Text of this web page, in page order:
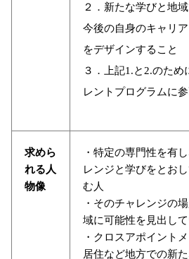
２．新たな学びと地
今後の自身のキャリ
をデザインすること
３．上記1.と2.のた
レントプログラムに
求めら
れる人
物像
・特定の専門性を有
レンジと学びをとお
む人
・そのチャレンジの
域に可能性を見出し
・クロスアポイント
居住など地方での新